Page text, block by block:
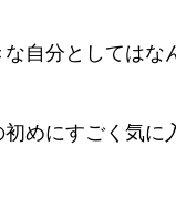
自分としてはな
めにすごく気に